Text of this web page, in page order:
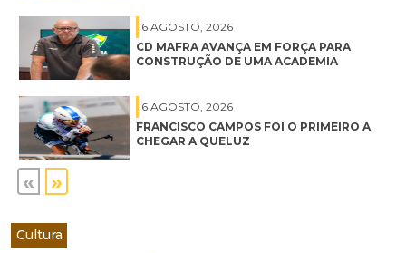
6 AGOSTO, 2026
CD MAFRA AVANÇA EM FORÇA PARA
CONSTRUÇÃO DE UMA ACADEMIA
6 AGOSTO, 2026
FRANCISCO CAMPOS FOI O PRIMEIRO A
CHEGAR A QUELUZ
« »
Cultura